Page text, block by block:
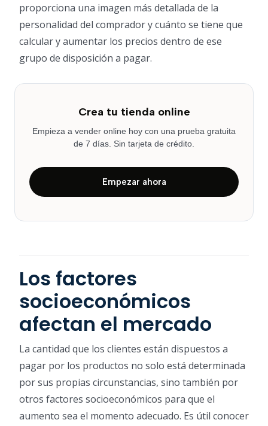
proporciona una imagen más detallada de la
personalidad del comprador y cuánto se tiene que
calcular y aumentar los precios dentro de ese
grupo de disposición a pagar.
Crea tu tienda online
Empieza a vender online hoy con una prueba gratuita
de 7 días. Sin tarjeta de crédito.
Empezar ahora
Los factores
socioeconómicos
afectan el mercado
La cantidad que los clientes están dispuestos a
pagar por los productos no solo está determinada
por sus propias circunstancias, sino también por
otros factores socioeconómicos para que el
aumento sea el momento adecuado. Es útil conocer